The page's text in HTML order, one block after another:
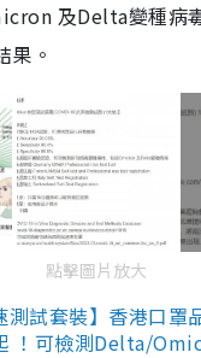
及Delta變種病
果。
點擊圖片放大
測試套裝】香港口罩
！可檢測Delta/